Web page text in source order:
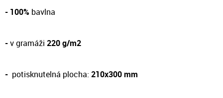
- 100% bavlna
-v gramáži 220 g/m2
- potisknutelná plocha: 210x300 mm